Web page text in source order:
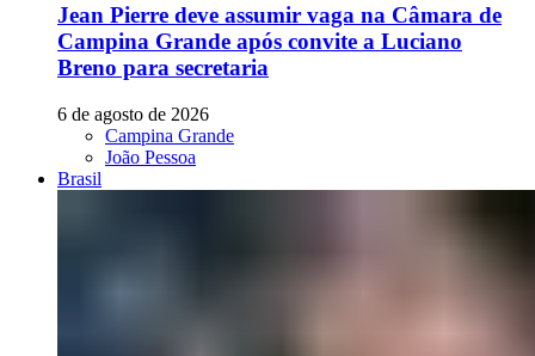
Jean Pierre deve assumir vaga na Câmara de
Campina Grande após convite a Luciano
Breno para secretaria
6 de agosto de 2026
Campina Grande
João Pessoa
Brasil